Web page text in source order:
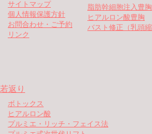
サイトマップ
個人情報保護方針
お問合わせ・ご予約
リンク
脂肪幹細胞注入豊胸
ヒアルロン酸豊胸
バスト修正（乳頭
若返り
ボトックス
ヒアルロン酸
プルミエ・リッチ・フェイス法